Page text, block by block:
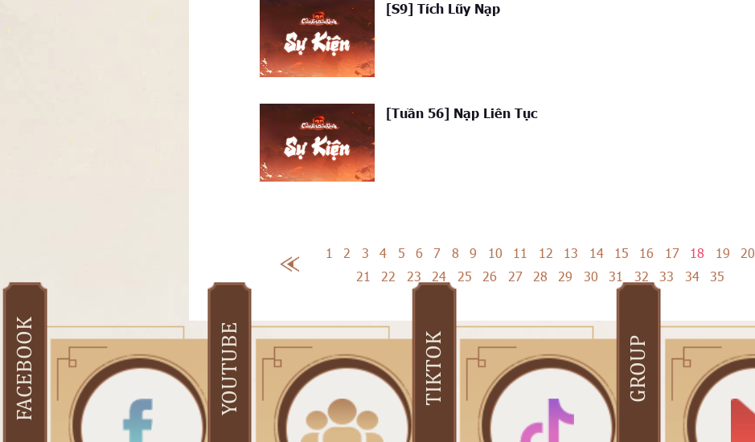
[S9] Tích Lũy Nạp
[Tuần 56] Nạp Liên Tục
1 2 3 4 5 6 7 8 9 10 11 12 13 14 15 16 17 18 19
20
21
22 23 24 25 26 27 28 29 30 31 32 33 34 35
FACEBOOK YOUTUBE TIKTOK GROUP